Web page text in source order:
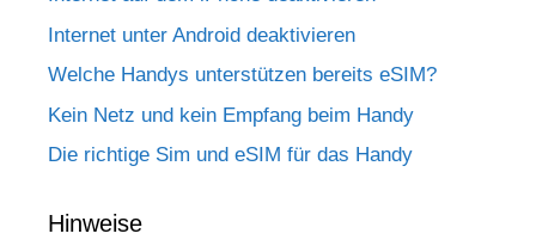
Internet unter Android deaktivieren
Welche Handys unterstützen bereits eSIM?
Kein Netz und kein Empfang beim Handy
Die richtige Sim und eSIM für das Handy
Hinweise